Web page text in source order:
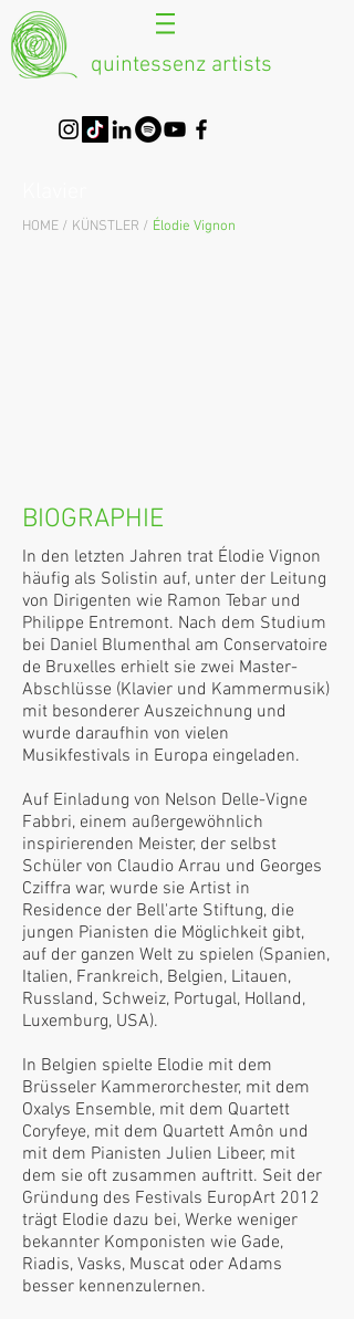
quintessenz artists
HOME / KÜNSTLER / Élodie Vignon
BIOGRAPHIE
In den letzten Jahren trat Élodie Vignon
häufig als Solistin auf, unter der Leitung
von Dirigenten wie Ramon Tebar und
Philippe Entremont. Nach dem Studium
bei Daniel Blumenthal am Conservatoire
de Bruxelles erhielt sie zwei Master-
Abschlüsse (Klavier und Kammermusik)
mit besonderer Auszeichnung und
wurde daraufhin von vielen
Musikfestivals in Europa eingeladen.
Auf Einladung von Nelson Delle-Vigne
Fabbri, einem außergewöhnlich
inspirierenden Meister, der selbst
Schüler von Claudio Arrau und Georges
Cziffra war, wurde sie Artist in
Residence der Bell'arte Stiftung, die
jungen Pianisten die Möglichkeit gibt,
auf der ganzen Welt zu spielen (Spanien,
Italien, Frankreich, Belgien, Litauen,
Russland, Schweiz, Portugal, Holland,
Luxemburg, USA).
In Belgien spielte Elodie mit dem
Brüsseler Kammerorchester, mit dem
Oxalys Ensemble, mit dem Quartett
Coryfeye, mit dem Quartett Amôn und
mit dem Pianisten Julien Libeer, mit
dem sie oft zusammen auftritt. Seit der
Gründung des Festivals EuropArt 2012
trägt Elodie dazu bei, Werke weniger
bekannter Komponisten wie Gade,
Riadis, Vasks, Muscat oder Adams
besser kennenzulernen.